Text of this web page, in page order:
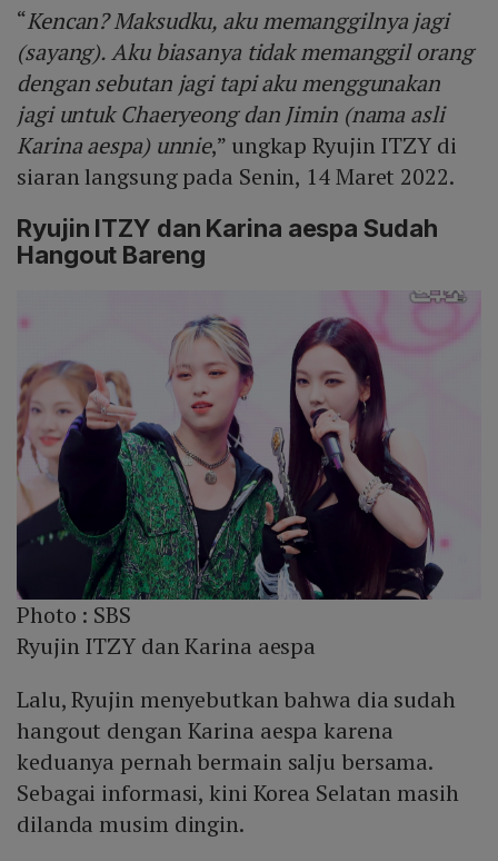
“Kencan? Maksudku, aku memanggilnya jagi
(sayang). Aku biasanya tidak memanggil orang
dengan sebutan jagi tapi aku menggunakan
jagi untuk Chaeryeong dan Jimin (nama asli
Karina aespa) unnie,” ungkap Ryujin ITZY di
siaran langsung pada Senin, 14 Maret 2022.
Ryujin ITZY dan Karina aespa Sudah
Hangout Bareng
Photo : SBS
Ryujin ITZY dan Karina aespa
Lalu, Ryujin menyebutkan bahwa dia sudah
hangout dengan Karina aespa karena
keduanya pernah bermain salju bersama.
Sebagai informasi, kini Korea Selatan masih
dilanda musim dingin.